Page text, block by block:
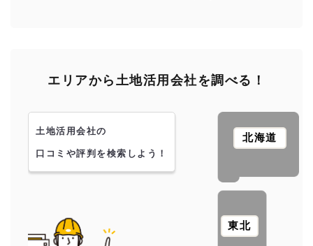
エリアから土地活用会社を調べる！
北海道
東北
土地活用会社の
口コミや評判を検索しよう！